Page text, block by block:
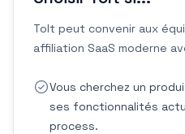
Tolt peut convenir aux
affiliation SaaS moderne
Vous cherchez un
ses fonctionnalités
process.